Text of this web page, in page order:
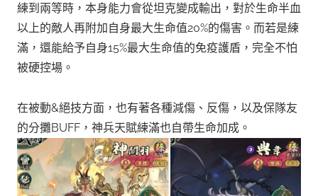
練到兩等時，本身能力會從坦克變成輸出，對於生命半血
以上的敵人再附加自身最大生命值20%的傷害。而若是練
滿，還能給予自身15%最大生命值的免疫護盾，完全不怕
被硬控場。
在被動&絕技方面，也有著各種減傷、反傷，以及保隊友
的分攤BUFF，神兵天賦練滿也自帶生命加成。